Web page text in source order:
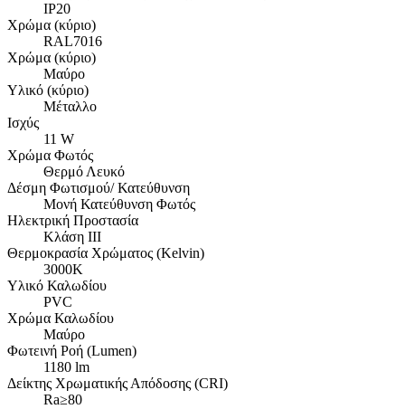
IP20
Χρώμα (κύριο)
RAL7016
Χρώμα (κύριο)
Μαύρο
Υλικό (κύριο)
Μέταλλο
Ισχύς
11 W
Χρώμα Φωτός
Θερμό Λευκό
Δέσμη Φωτισμού/ Κατεύθυνση
Μονή Κατεύθυνση Φωτός
Ηλεκτρική Προστασία
Κλάση ΙΙΙ
Θερμοκρασία Χρώματος (Kelvin)
3000K
Υλικό Καλωδίου
PVC
Χρώμα Καλωδίου
Μαύρο
Φωτεινή Ροή (Lumen)
1180 lm
Δείκτης Χρωματικής Απόδοσης (CRI)
Ra≥80